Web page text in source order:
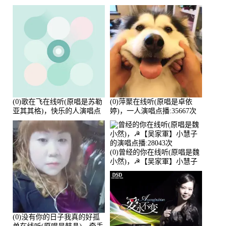
点播:80218次
(0)歌在飞在线听(原唱是苏勒
亚其其格)，快乐的人演唱点
播:36次
(0)萍聚在线听(原唱是卓依
婷)，一人演唱点播:35667次
(0)没有你的日子我真的好孤
(0)曾经的你在线听(原唱是魏
小然)，☭【吴家軍】小慧子
的演唱点播:28043次